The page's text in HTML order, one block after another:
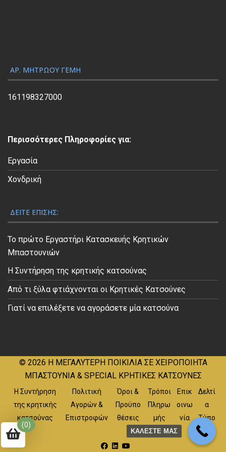
ς
Β
ί
ΑΡ. ΜΗΤΡΏΟΥ ΓΕΜΗ
161198327000
Περισσότερες Πληροφορίες για:
Εργασία
Χονδρική
ΔΕΊΤΕ ΕΠΊΣΗΣ:
Το πρώτο Εργαστήρι Κατασκευής Κρητικών
Μπαστουνιών
Η Συντήρηση της κρητικής κατσούνας
Από τι ξύλα φτιάχνονται οι Κρητικές Κατσούνες
Γιατί να επιλέξετε να αγοράσετε μία κατσούνα
© 2026 Η ΜΕΓΑΛΥΤΕΡΗ ΠΟΙΚΙΛΙΑ ΣΕ ΧΕΙΡΟΠΟΙΗΤΑ
ΜΠΑΣΤΟΥΝΙΑ & SPECIAL ΚΡΗΤΙΚΕΣ ΚΑΤΣΟΥΝΕΣ
Η Συντήρηση
της κρητικής
κατσούνας
Πολιτική
Αγορών &
Επιστροφών
Όροι &
Προϋπο
θέσεις
Τρόποι
Πληρω
μής
Επικ
οινω
νία
Δελτί
α
Τύπο
υ
(0)
ΚΑΛΕΣΤΕ ΜΑΣ